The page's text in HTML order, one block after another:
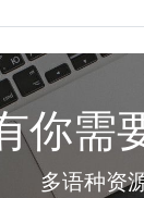
你需
多语种资